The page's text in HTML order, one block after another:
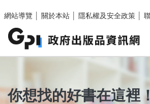
網站導覽
關於本站 隱私權及安全政策
你想找的好書在這裡！